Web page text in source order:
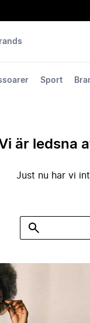
Sport
är ledsna
Just nu har vi